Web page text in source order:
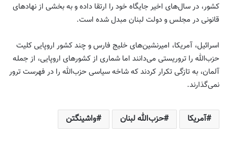
کشور، در سال‌های اخیر جایگاه خود را ارتقا داده و به بخشی از نهادهای
قانونی در مجلس و دولت لبنان مبدل شده است.
اسرائیل، آمریکا، امیرنشین‌های خلیج فارس و چند کشور اروپایی کلیت
حزب‌الله را تروریستی می‌دانند اما شماری از کشورهای اروپایی، از جمله
آلمان، به تازگی تکرار کردند که شاخه سیاسی حزب‌الله را در فهرست ترور
نمی‌گذارند.
آمریکا حزب‌الله لبنان واشینگتن